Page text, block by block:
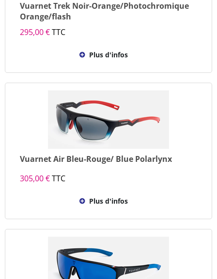
Vuarnet Trek Noir-Orange/Photochromique
Orange/flash
295,00 €TTC
Plus d'infos
Vuarnet Air Bleu-Rouge/ Blue Polarlynx
305,00 €TTC
Plus d'infos